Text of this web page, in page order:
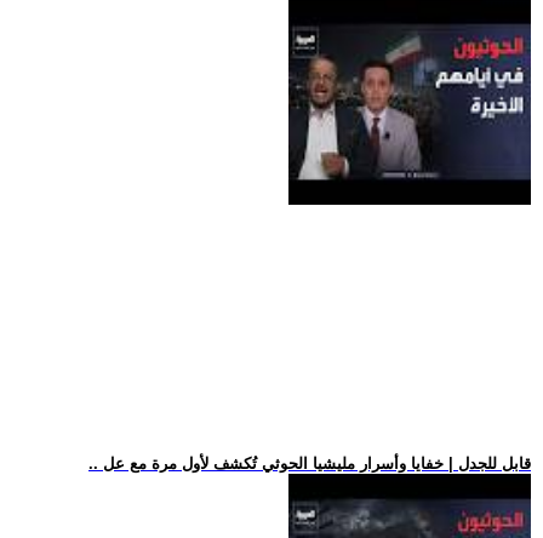
.. قابل للجدل | خفايا وأسرار مليشيا الحوثي تُكشف لأول مرة مع عل